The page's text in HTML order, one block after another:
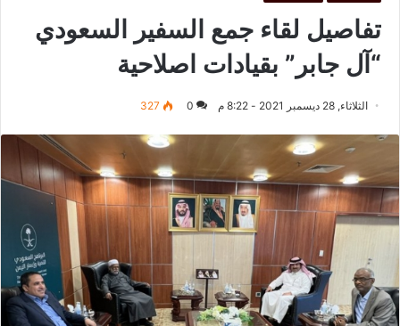
تفاصيل لقاء جمع السفير السعودي
“آل جابر” بقيادات اصلاحية
الثلاثاء, 28 ديسمبر 2021 - 8:22 م 0
327